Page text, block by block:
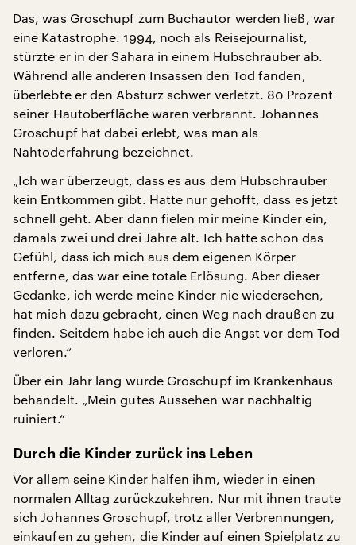
Das, was Groschupf zum Buchautor werden ließ, war
eine Katastrophe. 1994, noch als Reisejournalist,
stürzte er in der Sahara in einem Hubschrauber ab.
Während alle anderen Insassen den Tod fanden,
überlebte er den Absturz schwer verletzt. 80 Prozent
seiner Hautoberfläche waren verbrannt. Johannes
Groschupf hat dabei erlebt, was man als
Nahtoderfahrung bezeichnet.
„Ich war überzeugt, dass es aus dem Hubschrauber
kein Entkommen gibt. Hatte nur gehofft, dass es jetzt
schnell geht. Aber dann fielen mir meine Kinder ein,
damals zwei und drei Jahre alt. Ich hatte schon das
Gefühl, dass ich mich aus dem eigenen Körper
entferne, das war eine totale Erlösung. Aber dieser
Gedanke, ich werde meine Kinder nie wiedersehen,
hat mich dazu gebracht, einen Weg nach draußen zu
finden. Seitdem habe ich auch die Angst vor dem Tod
verloren.“
Über ein Jahr lang wurde Groschupf im Krankenhaus
behandelt. „Mein gutes Aussehen war nachhaltig
ruiniert.“
Durch die Kinder zurück ins Leben
Vor allem seine Kinder halfen ihm, wieder in einen
normalen Alltag zurückzukehren. Nur mit ihnen traute
sich Johannes Groschupf, trotz aller Verbrennungen,
einkaufen zu gehen, die Kinder auf einen Spielplatz zu